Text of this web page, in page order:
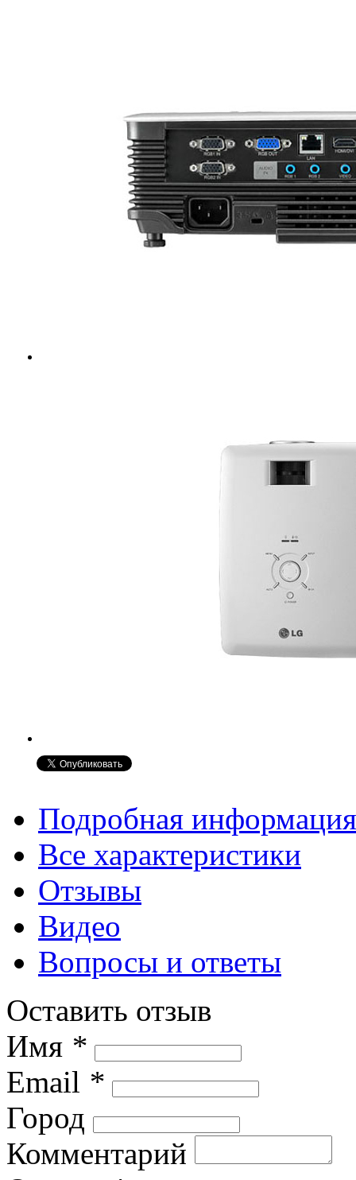
Подробная информация
Все характеристики
Отзывы
Видео
Вопросы и ответы
Оставить отзыв
Имя *
Email *
Город
Комментарий